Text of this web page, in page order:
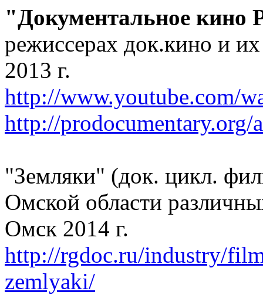
"Документальное кино
режиссерах док.кино и
2013 г.
http://www.youtube.com/
http://prodocumentary.org/
"Земляки" (док. цикл.
Омской области
Омск 2014 г.
http://rgdoc.ru/industry/
zemlyaki/